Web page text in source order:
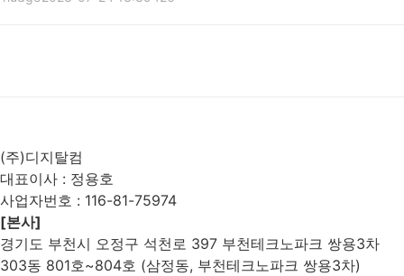
(주)디지탈컴
대표이사 : 정용호
사업자번호 : 116-81-75974
[본사]
경기도 부천시 오정구 석천로 397 부천테크노파크 쌍용3차
303동 801호~804호 (삼정동, 부천테크노파크 쌍용3차)